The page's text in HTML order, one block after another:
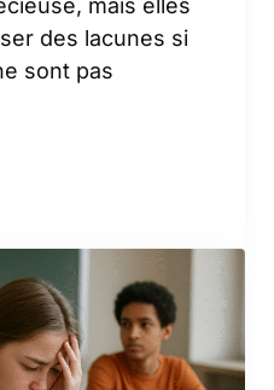
des lacunes si
sont pas